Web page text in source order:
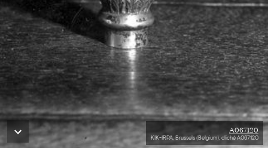
A067120
KIK-IRPA, Brussels (Belgium), cliché A067120